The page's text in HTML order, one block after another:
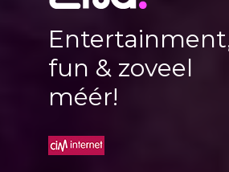
fun & zoveel
méér!